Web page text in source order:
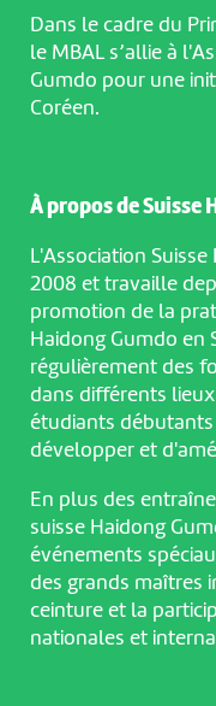
Dans le cadre du
le MBAL s’allie à
Gumdo pour une
Coréen.
À propos de Suisse
L'Association
2008 et travaille
promotion de la
Haidong Gumdo en
régulièrement des
dans différents
étudiants
développer et
En plus des
suisse Haidong
événements
des grands maîtres
ceinture et la
nationales et